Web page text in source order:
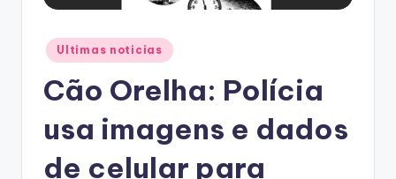
Posted
in
Ultimas noticias
Cão Orelha: Polícia
usa imagens e dados
de celular para